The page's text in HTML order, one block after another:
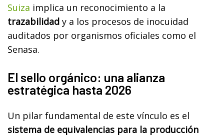
Suiza implica un reconocimiento a la
trazabilidad y a los procesos de inocuidad
auditados por organismos oficiales como el
Senasa.
El sello orgánico: una alianza
estratégica hasta 2026
Un pilar fundamental de este vínculo es el
sistema de equivalencias para la producción